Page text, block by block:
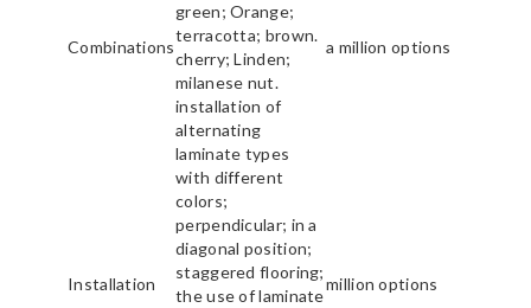
Combinations
green; Orange;
terracotta; brown.
cherry; Linden;
milanese nut.
a million options
Installation
installation of
alternating
laminate types
with different
colors;
perpendicular; in a
diagonal position;
staggered flooring;
the use of laminate
million options